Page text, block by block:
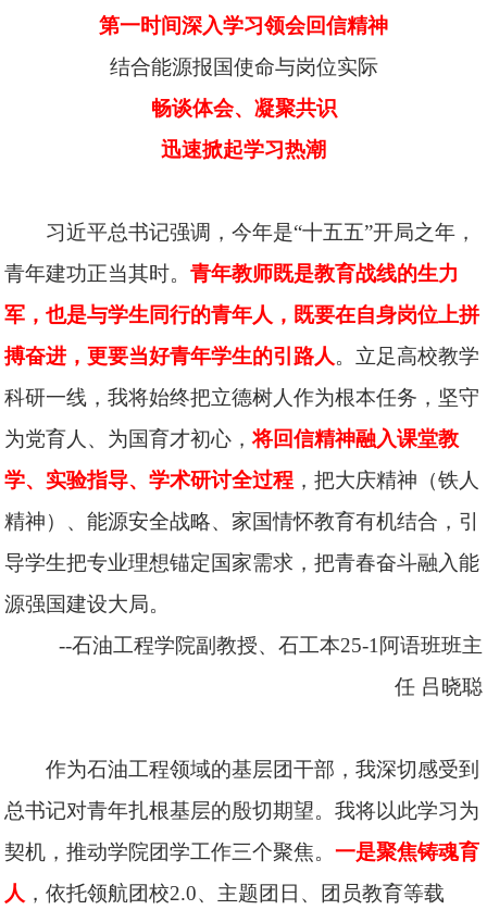
第一时间深入学习领会回信精神
结合能源报国使命与岗位实际
畅谈体会、凝聚共识
迅速掀起学习热潮
习近平总书记强调，今年是“十五五”开局之年，
青年建功正当其时。青年教师既是教育战线的生力
军，也是与学生同行的青年人，既要在自身岗位上拼
搏奋进，更要当好青年学生的引路人。立足高校教学
科研一线，我将始终把立德树人作为根本任务，坚守
为党育人、为国育才初心，将回信精神融入课堂教
学、实验指导、学术研讨全过程 ，把大庆精神（铁人
精神）、能源安全战略、家国情怀教育有机结合，引
导学生把专业理想锚定国家需求，把青春奋斗融入能
源强国建设大局。
--石油工程学院副教授、石工本25-1阿语班班主
任 吕晓聪
作为石油工程领域的基层团干部，我深切感受到
总书记对青年扎根基层的殷切期望。我将以此学习为
契机，推动学院团学工作三个聚焦。一是聚焦铸魂育
人 ，依托领航团校2.0、主题团日、团员教育等载